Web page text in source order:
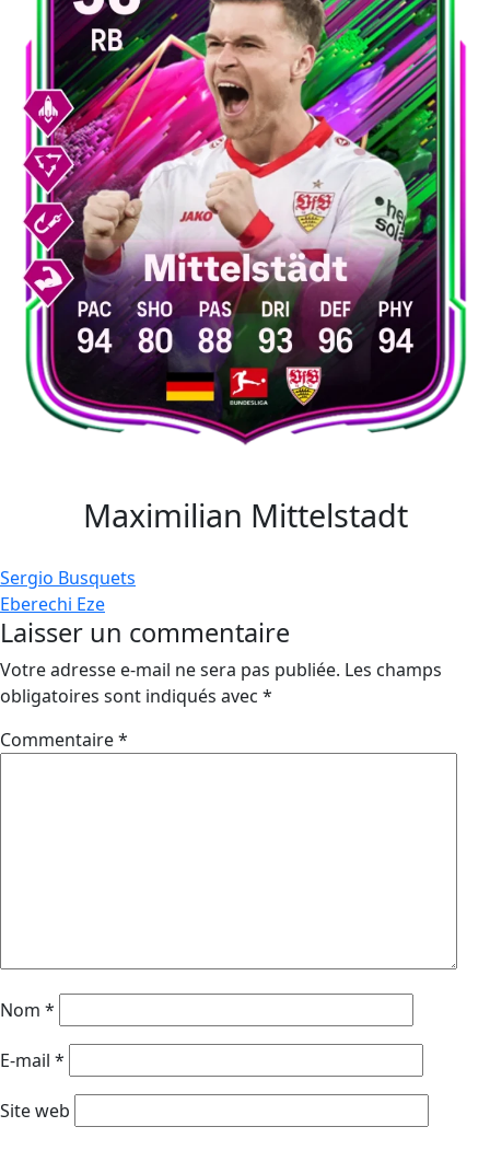
Maximilian Mittelstadt
Navigation
de
l’article
Sergio Busquets
Eberechi Eze
Laisser un commentaire
Votre adresse e-mail ne sera pas publiée. Les champs
obligatoires sont indiqués avec *
Commentaire*
Nom *
E-mail *
Site web